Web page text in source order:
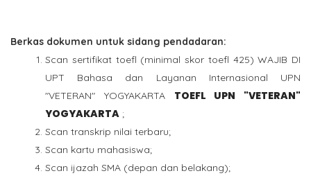
Berkas dokumen untuk sidang pendadaran:
Scan sertifikat toefl (minimal skor toefl 425) WAJIB DI
UPT Bahasa dan Layanan Internasional UPN
"VETERAN" YOGYAKARTA TOEFL UPN "VETERAN"
YOGYAKARTA ;
Scan transkrip nilai terbaru;
Scan kartu mahasiswa;
Scan ijazah SMA (depan dan belakang);